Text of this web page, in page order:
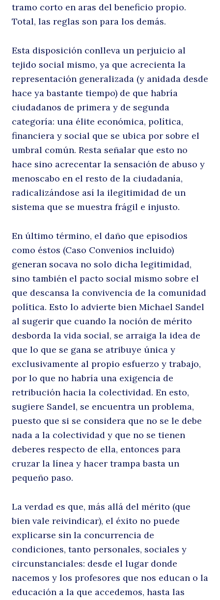
tramo corto en aras del beneficio propio.
Total, las reglas son para los demás.
Esta disposición conlleva un perjuicio al
tejido social mismo, ya que acrecienta la
representación generalizada (y anidada desde
hace ya bastante tiempo) de que habría
ciudadanos de primera y de segunda
categoría: una élite económica, política,
financiera y social que se ubica por sobre el
umbral común. Resta señalar que esto no
hace sino acrecentar la sensación de abuso y
menoscabo en el resto de la ciudadanía,
radicalizándose así la ilegitimidad de un
sistema que se muestra frágil e injusto.
En último término, el daño que episodios
como éstos (Caso Convenios incluido)
generan socava no solo dicha legitimidad,
sino también el pacto social mismo sobre el
que descansa la convivencia de la comunidad
política. Esto lo advierte bien Michael Sandel
al sugerir que cuando la noción de mérito
desborda la vida social, se arraiga la idea de
que lo que se gana se atribuye única y
exclusivamente al propio esfuerzo y trabajo,
por lo que no habría una exigencia de
retribución hacia la colectividad. En esto,
sugiere Sandel, se encuentra un problema,
puesto que si se considera que no se le debe
nada a la colectividad y que no se tienen
deberes respecto de ella, entonces para
cruzar la línea y hacer trampa basta un
pequeño paso.
La verdad es que, más allá del mérito (que
bien vale reivindicar), el éxito no puede
explicarse sin la concurrencia de
condiciones, tanto personales, sociales y
circunstanciales: desde el lugar donde
nacemos y los profesores que nos educan o la
educación a la que accedemos, hasta las